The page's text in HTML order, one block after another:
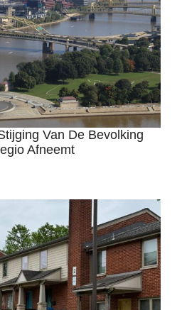
Van De Bevolking
Afneemt